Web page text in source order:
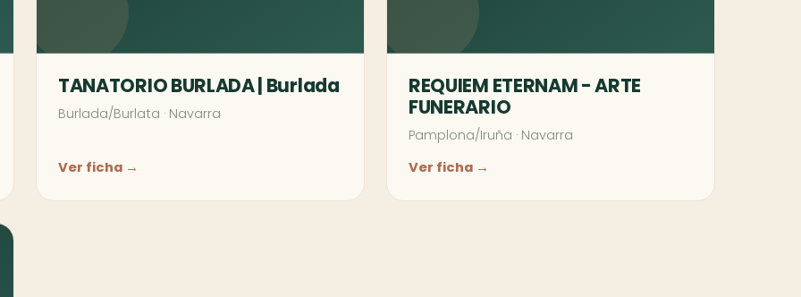
TANATORIO BURLADA | Burlada
Burlada/Burlata · Navarra
Ver ficha →
REQUIEM ETERNAM - ARTE
FUNERARIO
Pamplona/Iruña · Navarra
Ver ficha →